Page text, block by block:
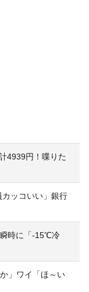
4939円！喋りた
カッコいい」銀行
瞬時に「-15℃冷
」ワイ「ほ～い